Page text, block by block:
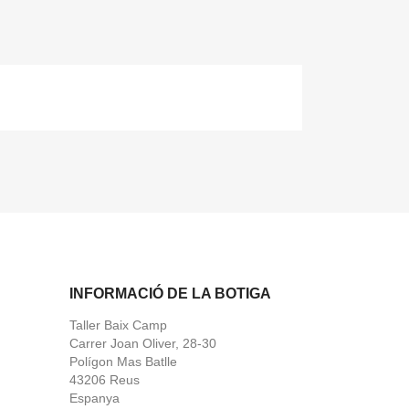
INFORMACIÓ DE LA BOTIGA
Taller Baix Camp
Carrer Joan Oliver, 28-30
Polígon Mas Batlle
43206 Reus
Espanya